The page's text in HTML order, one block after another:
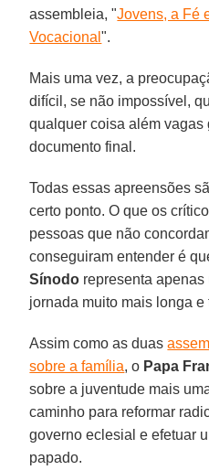
assembleia, "Jovens, a Fé
Vocacional".
Mais uma vez, a
difícil, se não impossível,
qualquer coisa além vagas
documento final.
Todas essas apreensões
certo ponto. O que os
pessoas que não
conseguiram entender é
Sínodo representa apenas
jornada muito mais longa e
Assim como as duas
sobre a família, o Papa
sobre a juventude mais
caminho para reformar
governo eclesial e efetuar
papado.